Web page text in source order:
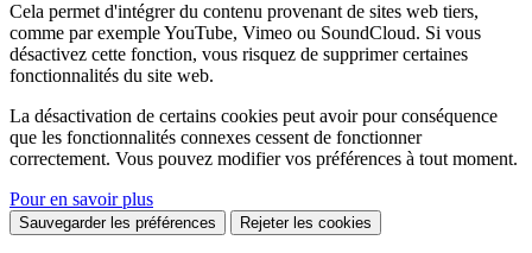
Cela permet d'intégrer du contenu provenant de sites web tiers,
comme par exemple YouTube, Vimeo ou SoundCloud. Si vous
désactivez cette fonction, vous risquez de supprimer certaines
fonctionnalités du site web.
La désactivation de certains cookies peut avoir pour conséquence
que les fonctionnalités connexes cessent de fonctionner
correctement. Vous pouvez modifier vos préférences à tout moment.
Pour en savoir plus
Sauvegarder les préférences Rejeter les cookies